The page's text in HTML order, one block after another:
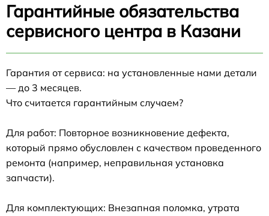
Гарантийные обязательства
сервисного центра в Казани
Гарантия от сервиса: на установленные нами детали
— до 3 месяцев.
Что считается гарантийным случаем?
Для работ: Повторное возникновение дефекта,
который прямо обусловлен с качеством проведенного
ремонта (например, неправильная установка
запчасти).
Для комплектующих: Внезапная поломка, утрата